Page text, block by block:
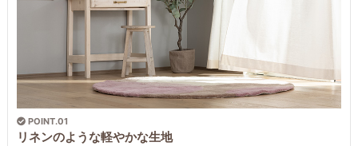
POINT.01
リネンのような軽やかな生地